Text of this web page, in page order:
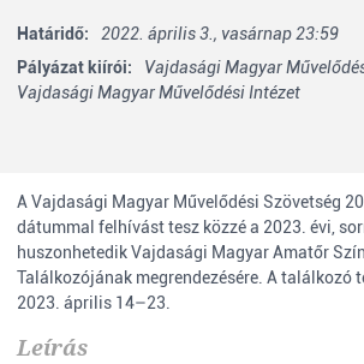
Határidő:
2022. április 3., vasárnap 23:59
Pályázat kiírói:
Vajdasági Magyar
Vajdasági Magyar Művelődési Intézet
A Vajdasági Magyar Művelődési Szövetség
dátummal felhívást tesz közzé a 2023. évi,
huszonhetedik Vajdasági Magyar Amatőr
Találkozójának megrendezésére. A találkozó
2023. április 14–23.
Leírás